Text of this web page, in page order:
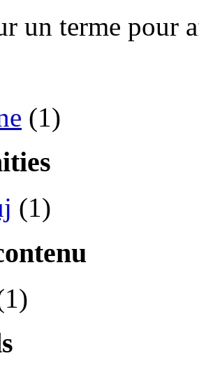
un terme pour
(1)
(1)